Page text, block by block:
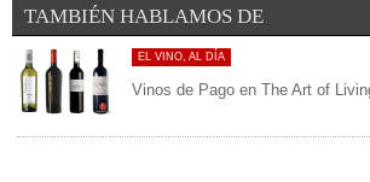
TAMBIÉN HABLAMOS DE
EL VINO, AL DÍA
Vinos de Pago en The Art of